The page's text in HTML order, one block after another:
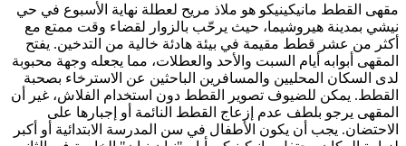
مقهى القطط مانيكينيكو هو ملاذ مريح لعطلة نهاية الأسبوع في حي
نيشي بمدينة هيروشيما، حيث يرحّب بالزوار لقضاء وقت ممتع مع
أكثر من عشر قطط مقيمة في بيئة هادئة خالية من التدخين. يفتح
المقهى أبوابه أيام السبت والأحد والعطلات، مما يجعله وجهة محبوبة
لدى السكان المحليين والمسافرين الباحثين عن الاسترخاء بصحبة
القطط. يمكن للضيوف تصوير القطط دون استخدام الفلاش، غير أن
المقهى يرجو بلطف عدم إزعاج القطط النائمة أو إجبارها على
الاحتضان. يجب أن يكون الأطفال في سن المدرسة الابتدائية أو أكبر